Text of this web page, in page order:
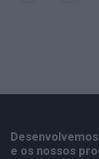
e os nossos